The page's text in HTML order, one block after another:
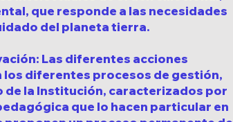
que responde a las necesidades
del planeta tierra.
Las diferentes acciones
diferentes procesos de gestión,
la Institución, caracterizados por
que lo hacen particular en